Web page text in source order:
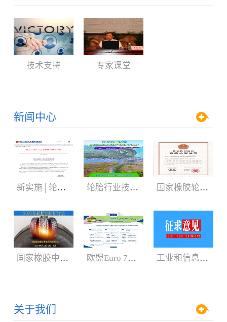
技术支持 专家课堂
新闻中心
新实施│轮胎3C认证规则 轮胎行业技术盛会:2024年轮胎剖析研讨会（05.29-06.01） 国家橡胶轮胎质检中心获CNAS、CMA新证书
国家橡胶中心2023年轮胎剖析研讨会3月召开 欧盟Euro 7新法规增加汽车轮胎新内容 工业和信息化部：公开征求对《轿车轮胎》等8项强制性国家标准（征求意见稿）的意见
关于我们